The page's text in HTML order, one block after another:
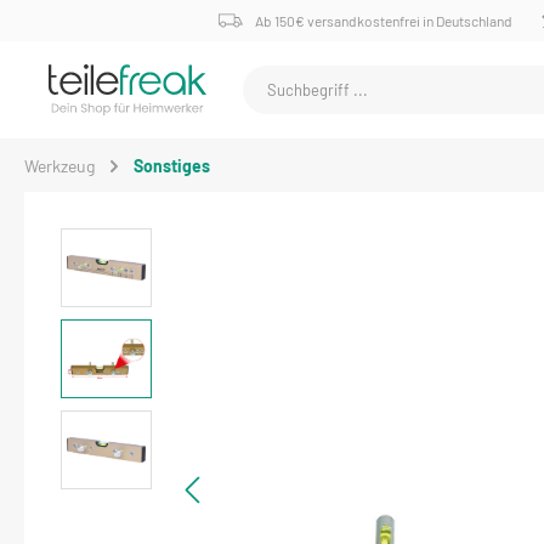
Ab 150€ versandkostenfrei in Deutschland
Werkzeug Sonstiges